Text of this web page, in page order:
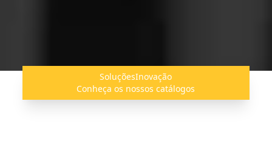
SoluçõesInovação
Conheça os nossos catálogos